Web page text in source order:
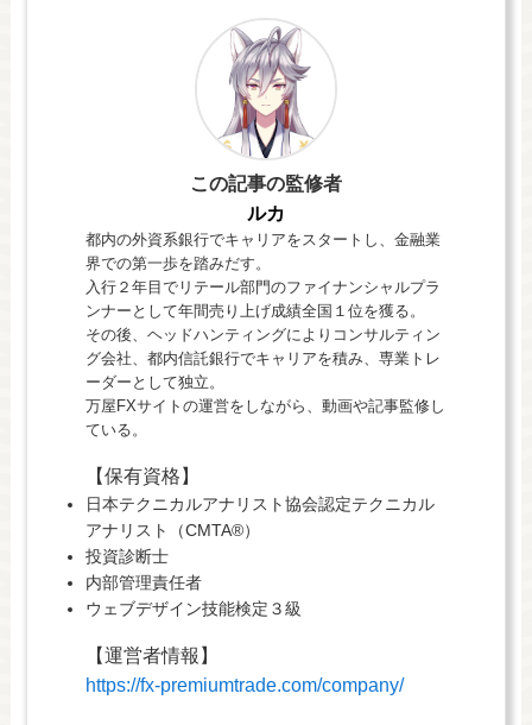
この記事の監修者
ルカ
都内の外資系銀行でキャリアをスタートし、金融業
界での第一歩を踏みだす。
入行２年目でリテール部門のファイナンシャルプラ
ンナーとして年間売り上げ成績全国１位を獲る。
その後、ヘッドハンティングによりコンサルティン
グ会社、都内信託銀行でキャリアを積み、専業トレ
ーダーとして独立。
万屋FXサイトの運営をしながら、動画や記事監修し
ている。
【保有資格】
日本テクニカルアナリスト協会認定テクニカル
アナリスト（CMTA®）
投資診断士
内部管理責任者
ウェブデザイン技能検定３級
【運営者情報】
https://fx-premiumtrade.com/company/